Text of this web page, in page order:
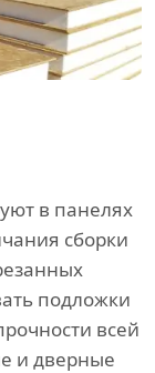
в панелях
сборки
подложки
всей
и дверные